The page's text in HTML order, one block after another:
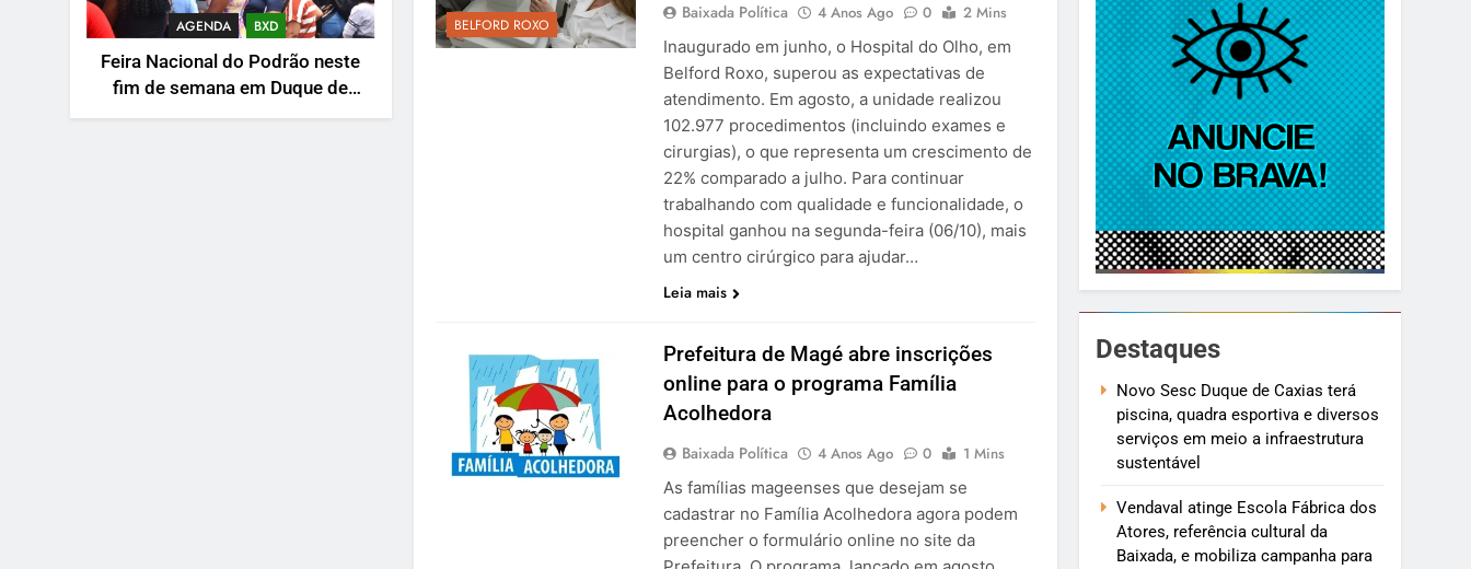
AGENDA BXD
Feira Nacional do Podrão neste
fim de semana em Duque de
Caxias
BELFORD ROXO
Baixada Política 4 Anos Ago 0
2 Mins
Inaugurado em junho, o Hospital do Olho, em
Belford Roxo, superou as expectativas de
atendimento. Em agosto, a unidade realizou
102.977 procedimentos (incluindo exames e
cirurgias), o que representa um crescimento de
22% comparado a julho. Para continuar
trabalhando com qualidade e funcionalidade, o
hospital ganhou na segunda-feira (06/10), mais
um centro cirúrgico para ajudar…
Leia mais
Prefeitura de Magé abre inscrições
online para o programa Família
Acolhedora
Baixada Política 4 Anos Ago 0
1 Mins
As famílias mageenses que desejam se
cadastrar no Família Acolhedora agora podem
preencher o formulário online no site da
Destaques
Novo Sesc Duque de Caxias terá
piscina, quadra esportiva e diversos
serviços em meio a infraestrutura
sustentável
Vendaval atinge Escola Fábrica dos
Atores, referência cultural da
Baixada, e mobiliza campanha para